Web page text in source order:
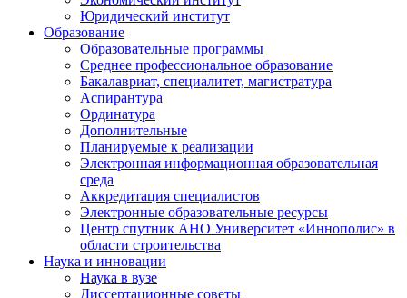
Юридический институт
Образование
Образовательные программы
Среднее профессиональное образование
Бакалавриат, специалитет, магистратура
Аспирантура
Ординатура
Дополнительные
Планируемые к реализации
Электронная информационная образовательная
среда
Аккредитация специалистов
Электронные образовательные ресурсы
Центр спутник АНО Университет «Иннополис» в
области строительства
Наука и инновации
Наука в вузе
Диссертационные советы